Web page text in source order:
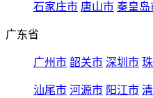
石家庄市 唐山市 秦皇岛
广东省
广州市 韶关市 深圳市
汕尾市 河源市 阳江市